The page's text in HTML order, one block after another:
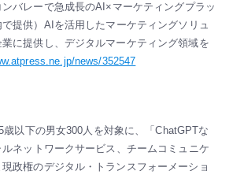
バレーで急成長のAI×マーケティングプラッ
で提供）AIを活用したマーケティングソリュ
に提供し、デジタルマーケティング領域を
news/352547
歳以下の男女300人を対象に、「ChatGPTな
ネットワークサービス、チームコミュニケ
政権のデジタル・トランスフォーメーショ